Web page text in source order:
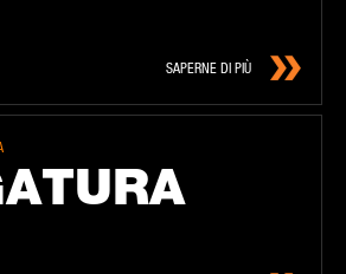
SAPERNE DI PIÙ